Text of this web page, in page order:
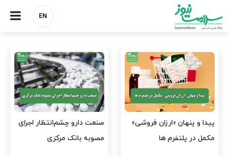
EN
هشدار کانون هموفیلی ایران:
۴ هزار بیمار ۸ ماه است
نسخه وزارت بهداشت برای
مهار پزشک‌نماهای